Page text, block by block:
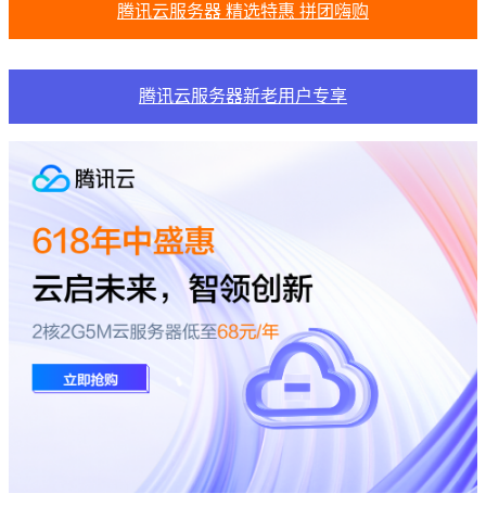
腾讯云服务器 精选特惠 拼团嗨购
腾讯云服务器新老用户专享